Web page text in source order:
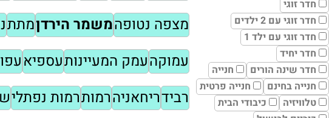
חדר זוגי
חדר זוגי עם 2 ילדים
חדר זוגי עם ילד 1
חדר יחיד
חדר שינה הורים
חנייה
חנייה בחינם
חנייה פרטית
טלוויזיה
כיבודי הבית
מצפה נטופהמשמר הירדןמתת
עמוקהעמק המעיינותעספיא
רבידריחאניהרמותרמות נפתלי